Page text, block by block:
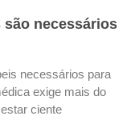
necessários
necessários para
exige mais do
ciente